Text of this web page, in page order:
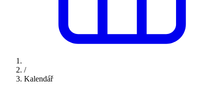
/
Kalendář